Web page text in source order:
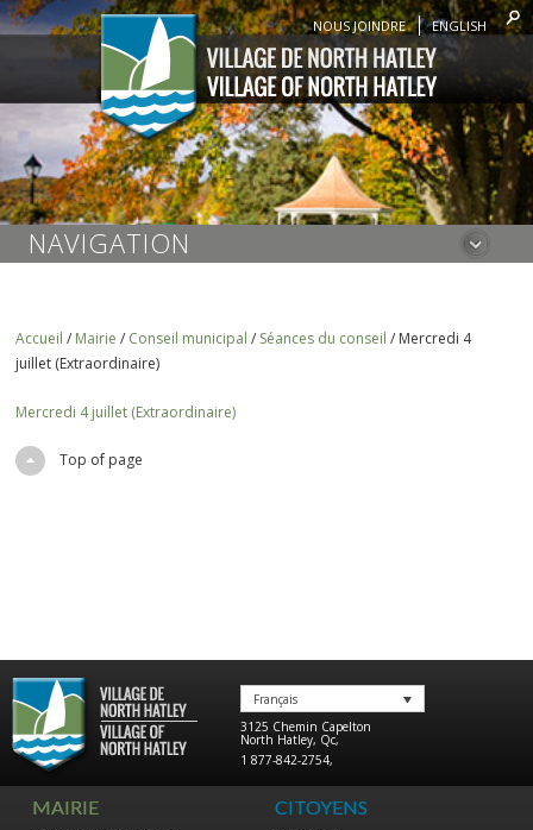
NOUS JOINDRE ENGLISH
NAVIGATION
Accueil / Mairie / Conseil municipal / Séances du conseil / Mercredi 4
juillet (Extraordinaire)
Mercredi 4 juillet (Extraordinaire)
Top of page
Français
3125 Chemin Capelton
North Hatley, Qc,
1 877-842-2754,
MAIRIE CITOYENS